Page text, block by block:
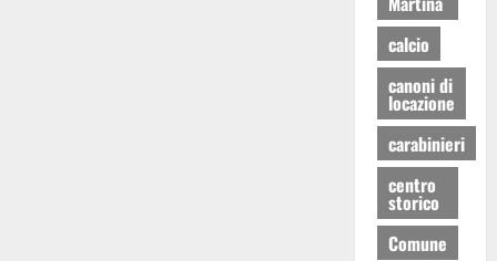
calcio
canoni di
locazione
carabinieri
centro
storico
Comune